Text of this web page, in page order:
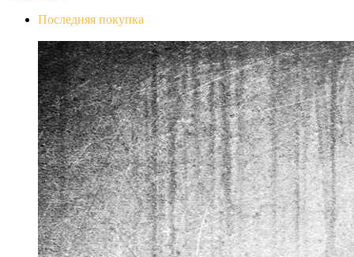
Последняя покупка